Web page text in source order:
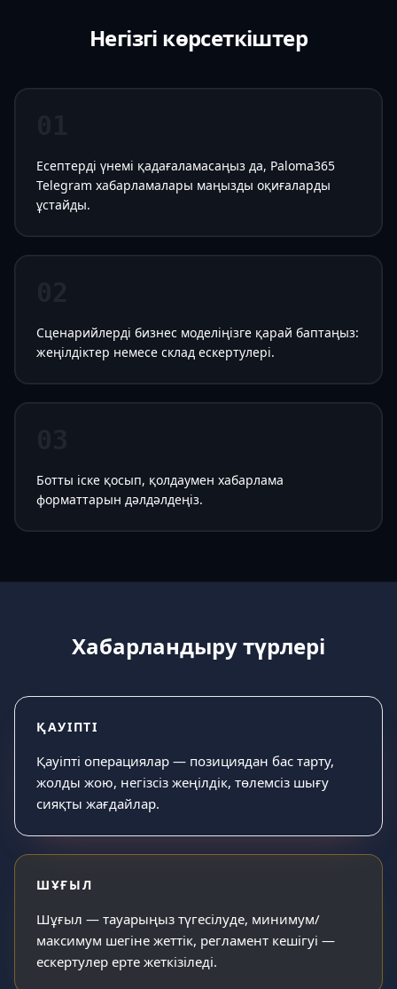
Негізгі көрсеткіштер
Есептерді үнемі қадағаламасаңыз да, Paloma365
Telegram хабарламалары маңызды оқиғаларды
ұстайды.
Сценарийлерді бизнес моделіңізге қарай баптаңыз:
жеңілдіктер немесе склад ескертулері.
Ботты іске қосып, қолдаумен хабарлама
форматтарын дәлдәлдеңіз.
Хабарландыру түрлері
ҚАУІПТІ
Қауіпті операциялар — позициядан бас тарту,
жолды жою, негізсіз жеңілдік, төлемсіз шығу
сияқты жағдайлар.
ШҰҒЫЛ
Шұғыл — тауарыңыз түгесілуде, минимум/
максимум шегіне жеттік, регламент кешігуі —
ескертулер ерте жеткізіледі.